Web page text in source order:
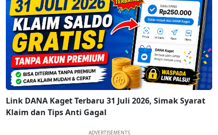
Link DANA Kaget Terbaru 31 Juli 2026, Simak Syarat
Klaim dan Tips Anti Gagal
ADVERTISEMENTS